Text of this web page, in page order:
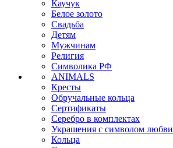
Каучук
Белое золото
Свадьба
Детям
Мужчинам
Религия
Символика РФ
ANIMALS
Кресты
Обручальные кольца
Сертификаты
Серебро в комплектах
Украшения с символом любви
Кольца